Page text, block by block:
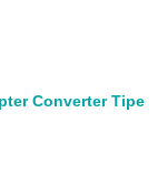
Converter Tipe